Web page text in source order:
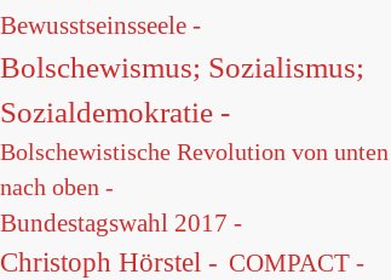
Bewusstseinsseele -
Bolschewismus; Sozialismus;
Sozialdemokratie -
Bolschewistische Revolution von unten
nach oben -
Bundestagswahl 2017 -
Christoph Hörstel - COMPACT -